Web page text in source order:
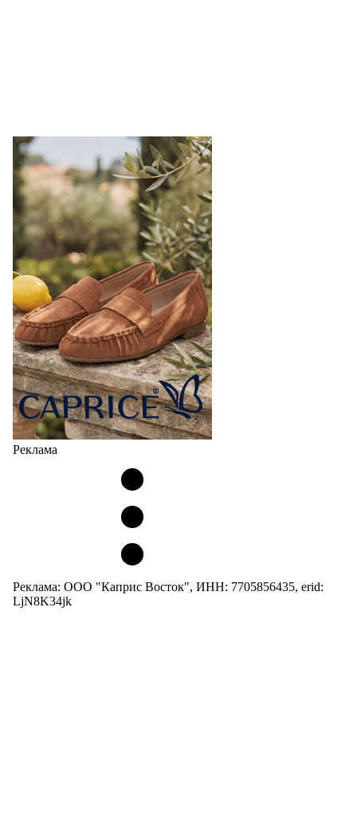
Реклама
Реклама: ООО "Каприс Восток", ИНН: 7705856435, erid:
LjN8K34jk